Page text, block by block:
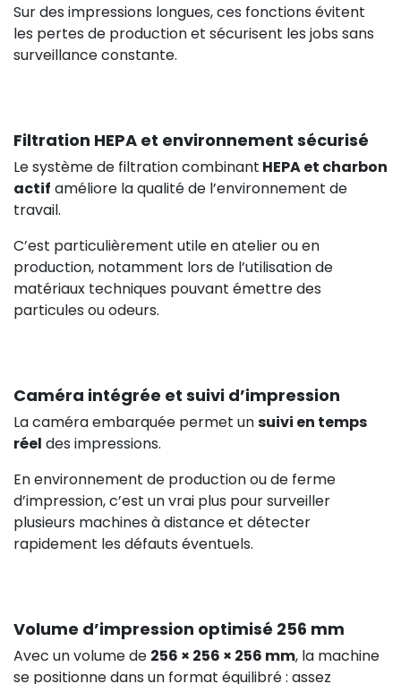
Sur des impressions longues, ces fonctions évitent
les pertes de production et sécurisent les jobs sans
surveillance constante.
Filtration HEPA et environnement sécurisé
Le système de filtration combinant HEPA et charbon
actif améliore la qualité de l’environnement de
travail.
C’est particulièrement utile en atelier ou en
production, notamment lors de l’utilisation de
matériaux techniques pouvant émettre des
particules ou odeurs.
Caméra intégrée et suivi d’impression
La caméra embarquée permet unsuivi en temps
réel des impressions.
En environnement de production ou de ferme
d’impression, c’est un vrai plus pour surveiller
plusieurs machines à distance et détecter
rapidement les défauts éventuels.
Volume d’impression optimisé 256 mm
Avec un volume de 256 × 256 × 256 mm, la machine
se positionne dans un format équilibré : assez